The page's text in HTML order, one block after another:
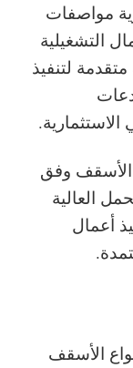
مواصفات
التشغيلية
لتنفيذ
الاستثمارية.
الأسقف وفق
العالية
أعمال
الأسقف